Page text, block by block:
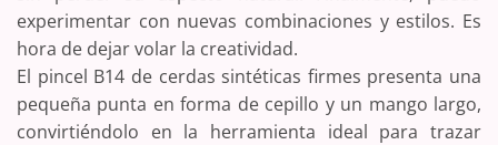
experimentar con nuevas combinaciones y estilos. Es
hora de dejar volar la creatividad.
El pincel B14 de cerdas sintéticas firmes presenta una
pequeña punta en forma de cepillo y un mango largo,
convirtiéndolo en la herramienta ideal para trazar